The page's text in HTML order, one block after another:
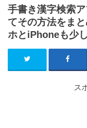
手書き漢字検索
てその方法をま
ホとiPhoneも少し
ス